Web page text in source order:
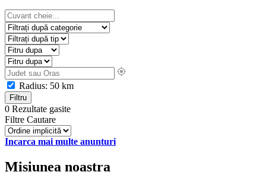
Radius: 50 km
Filtru
0 Rezultate gasite
Filtre Cautare
Incarca mai multe anunturi
Misiunea noastra